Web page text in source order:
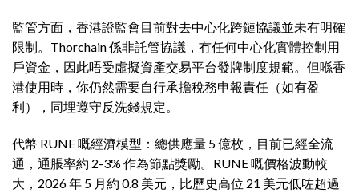
監管方面，香港證監會目前對去中心化跨鏈協議並未有明確
限制。Thorchain 係非託管協議，冇任何中心化實體控制用
戶資金，因此唔受虛擬資產交易平台發牌制度規範。但喺香
港使用時，你仍然需要自行承擔稅務申報責任（如有盈
利），同埋遵守反洗錢規定。
代幣 RUNE 嘅經濟模型：總供應量 5 億枚，目前已經全流
通，通脹率約 2-3% 作為節點獎勵。RUNE 嘅價格波動較
大，2026 年 5 月約 0.8 美元，比歷史高位 21 美元低咗超過